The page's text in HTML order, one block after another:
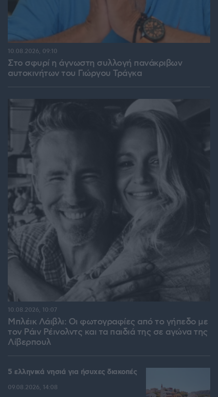
Στο σφυρί η άγνωστη συλλογή πανάκριβων
αυτοκινήτων του Γιώργου Τράγκα
10.08.2026, 09:10
Μπλέικ Λάιβλι: Οι φωτογραφίες από το γήπεδο με
τον Ράιν Ρέινολντς και τα παιδιά της σε αγώνα της
Λίβερπουλ
10.08.2026, 10:07
5 ελληνικά νησιά για ήσυχες διακοπές
09.08.2026, 14:08